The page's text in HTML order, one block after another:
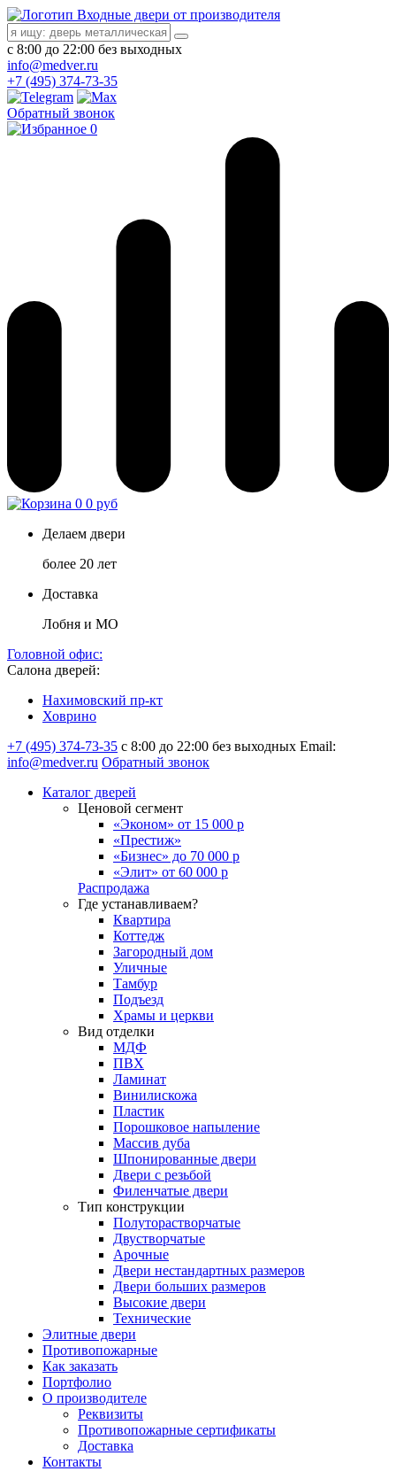
Входные двери от производителя
с 8:00 до 22:00 без выходных
info@medver.ru
+7 (495) 374-73-35
Обратный звонок
0
0 0 руб
Делаем двери
более 20 лет
Доставка
Лобня и МО
Головной офис:
Салона дверей:
Нахимовский пр-кт
Ховрино
+7 (495) 374-73-35 с 8:00 до 22:00 без выходных Email:
info@medver.ru Обратный звонок
Каталог дверей
Ценовой сегмент
«Эконом» от 15 000 р
«Престиж»
«Бизнес» до 70 000 р
«Элит» от 60 000 р
Распродажа
Где устанавливаем?
Квартира
Коттедж
Загородный дом
Уличные
Тамбур
Подъезд
Храмы и церкви
Вид отделки
МДФ
ПВХ
Ламинат
Винилискожа
Пластик
Порошковое напыление
Массив дуба
Шпонированные двери
Двери с резьбой
Филенчатые двери
Тип конструкции
Полуторастворчатые
Двустворчатые
Арочные
Двери нестандартных размеров
Двери больших размеров
Высокие двери
Технические
Элитные двери
Противопожарные
Как заказать
Портфолио
О производителе
Реквизиты
Противопожарные сертификаты
Доставка
Контакты